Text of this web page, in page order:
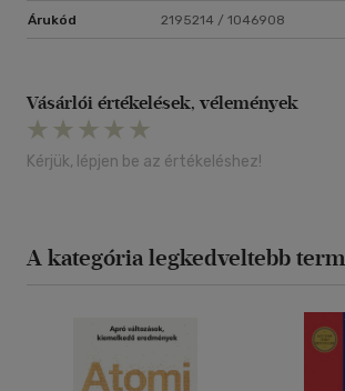
Árukód 2195214 / 1046908
Vásárlói értékelések, vélemények
Kérjük, lépjen be az értékeléshez!
A kategória legkedveltebb